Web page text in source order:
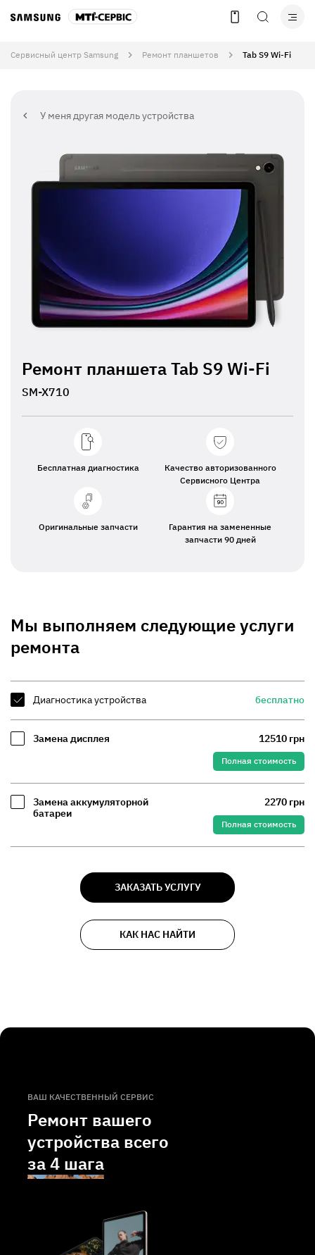
Сервисный центр Samsung Ремонт планшетов Tab S9 Wi-Fi
У меня другая модель устройства
Ремонт планшета Tab S9 Wi-Fi
SM-X710
Бесплатная диагностика
Качество авторизованного
Сервисного Центра
Оригинальные запчасти
Гарантия на замененные
запчасти 90 дней
Мы выполняем следующие услуги
ремонта
Диагностика устройства бесплатно
Замена дисплея 12510 грн
Полная стоимость
Замена аккумуляторной
батареи
2270 грн
Полная стоимость
ЗАКАЗАТЬ УСЛУГУ
КАК НАС НАЙТИ
ВАШ КАЧЕСТВЕННЫЙ СЕРВИС
Ремонт вашего
устройства всего
за4 шага